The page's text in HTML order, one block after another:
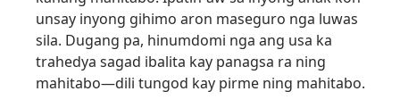
unsay inyong gihimo aron maseguro nga luwas
sila. Dugang pa, hinumdomi nga ang usa ka
trahedya sagad ibalita kay panagsa ra ning
mahitabo​—dili tungod kay pirme ning mahitabo.